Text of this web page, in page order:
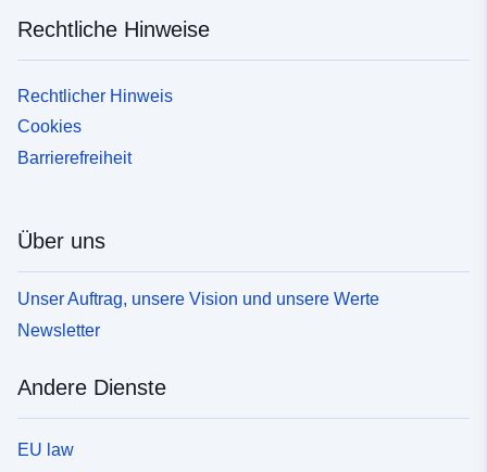
Rechtliche Hinweise
Rechtlicher Hinweis
Cookies
Barrierefreiheit
Über uns
Unser Auftrag, unsere Vision und unsere Werte
Newsletter
Andere Dienste
EU law